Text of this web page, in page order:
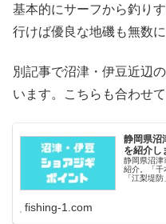
基本的にサーフから釣り
行けば優良な地磯も無数に
別記事で沼津・伊豆近辺
います。こちらも合わせ
静岡県沼
を紹介し
静岡県沼津
紹介。「千
「江梨堤
fishing-1.com